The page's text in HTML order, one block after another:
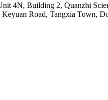
4N, Building 2, Quanzhi
Road, Tangxia Town,